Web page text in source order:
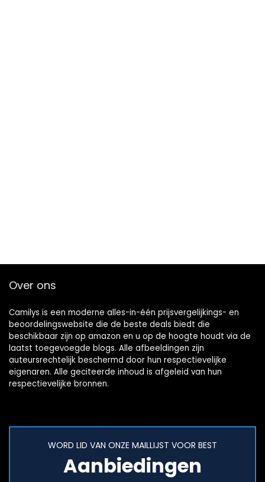
Over ons
Camilys is een moderne alles-in-één prijsvergelijkings- en
beoordelingswebsite die de beste deals biedt die
beschikbaar zijn op amazon en u op de hoogte houdt via de
laatst toegevoegde blogs. Alle afbeeldingen zijn
auteursrechtelijk beschermd door hun respectievelijke
eigenaren. Alle geciteerde inhoud is afgeleid van hun
respectievelijke bronnen.
WORD LID VAN ONZE MAILLIJST VOOR BEST
Aanbiedingen